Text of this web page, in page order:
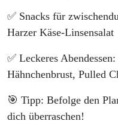
✅ Snacks für
Harzer Käse-Linsensalat
✅ Leckeres
Hähnchenbrust, Pulled
🎯 Tipp: Befolge den
dich überraschen!